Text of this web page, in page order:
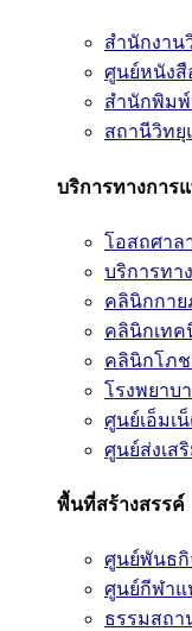
สำนักงาน
ศูนย์หนังสื
สำนักพิม
สถานีวิทยุ
บริการทางการ
โอสถศาล
บริการทา
คลินิกกา
คลินิกเท
คลินิกโภช
โรงพยาบ
ศูนย์เอ็มเ
ศูนย์ส่งเส
พื้นที่สร้างสรรค์
ศูนย์พันธกิ
ศูนย์กีฬาแ
ธรรมสถ